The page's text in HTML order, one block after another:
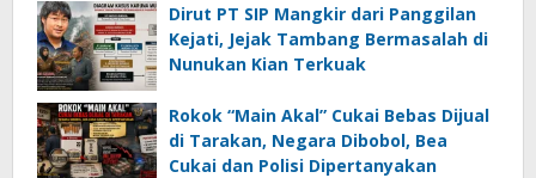
Dirut PT SIP Mangkir dari Panggilan
Kejati, Jejak Tambang Bermasalah di
Nunukan Kian Terkuak
Rokok “Main Akal” Cukai Bebas Dijual
di Tarakan, Negara Dibobol, Bea
Cukai dan Polisi Dipertanyakan